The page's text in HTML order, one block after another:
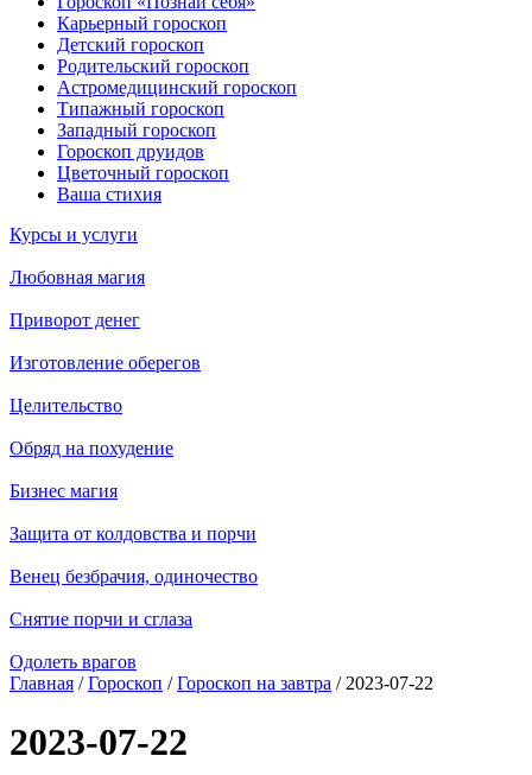
Карьерный гороскоп
Детский гороскоп
Родительский гороскоп
Астромедицинский гороскоп
Типажный гороскоп
Западный гороскоп
Гороскоп друидов
Цветочный гороскоп
Ваша стихия
Курсы и услуги
Любовная магия
Приворот денег
Изготовление оберегов
Целительство
Обряд на похудение
Бизнес магия
Защита от колдовства и порчи
Венец безбрачия, одиночество
Снятие порчи и сглаза
Одолеть врагов
Главная /Гороскоп /Гороскоп на завтра / 2023-07-22
2023-07-22